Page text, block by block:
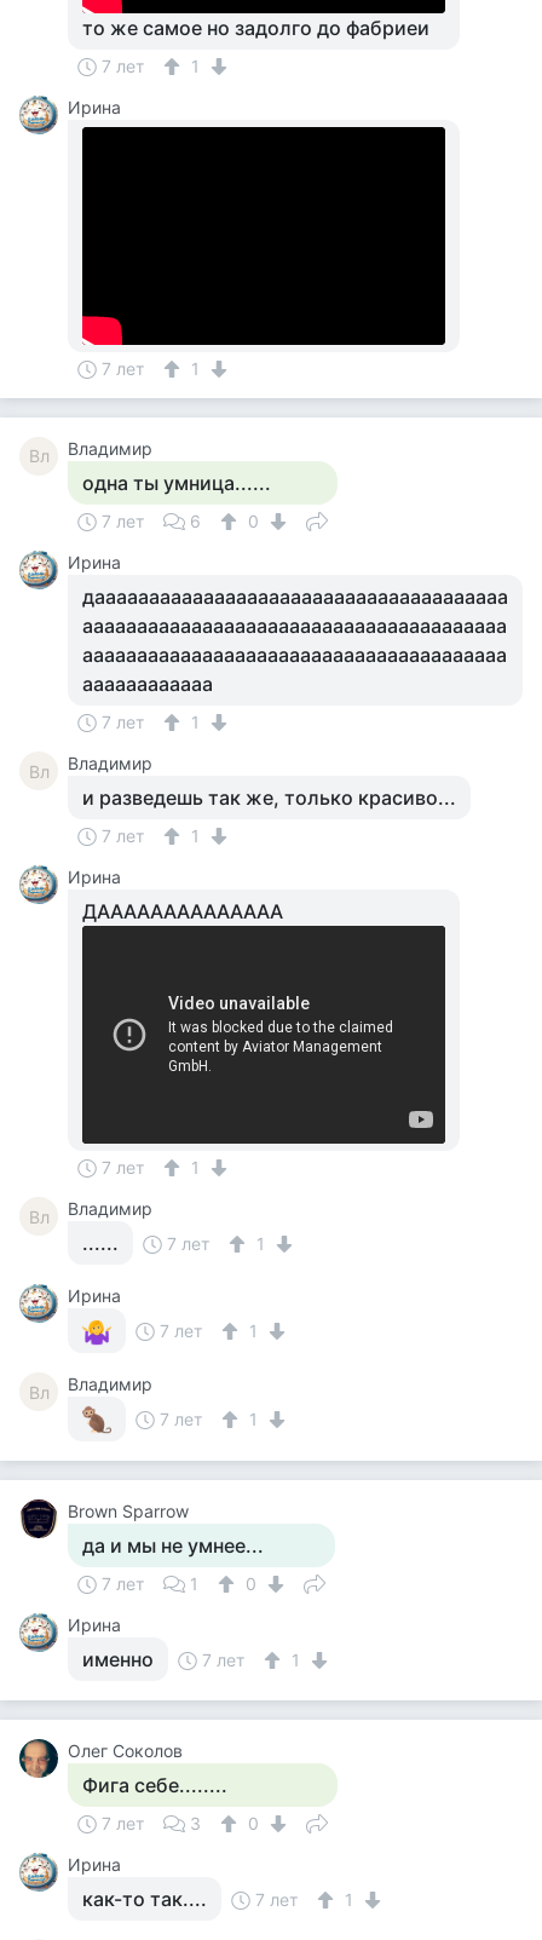
то же самое но задолго до фабриеи
7 лет
1
Ирина
7 лет 1
Вл Владимир
одна ты умница......
7 лет 6
0
Ирина
даааааааааааааааааааааааааааааааааааааа
ааааааааааааааааааааааааааааааааааааааа
ааааааааааааааааааааааааааааааааааааааа
аааааааааааа
7 лет 1
Вл Владимир
и разведешь так же, только красиво...
7 лет
1
Ирина
ДАААААААААААААА
7 лет 1
Вл Владимир
...... 7 лет 1
Ирина
7 лет
1
Вл
Владимир
7 лет
1
Brown Sparrow
да и мы не умнее...
7 лет 1
0
Ирина
именно 7 лет 1
Олег Соколов
Фига себе........
7 лет 3
0
Ирина
как-то так.... 7 лет 1